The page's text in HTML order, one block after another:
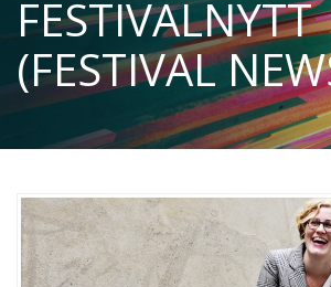
FESTIVALNYTT
(FESTIVAL